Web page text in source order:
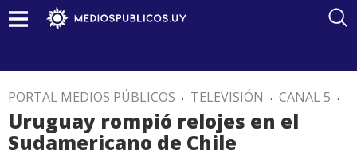
PORTAL MEDIOS PÚBLICOS . TELEVISIÓN . CANAL 5 .
Uruguay rompió relojes en el
Sudamericano de Chile